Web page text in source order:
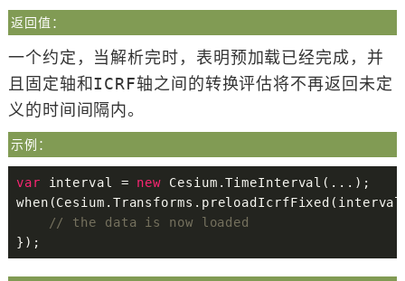
返回值：
一个约定，当解析完时，表明预加载已经完成，并
且固定轴和ICRF轴之间的转换评估将不再返回未定
义的时间间隔内。
示例：
var interval = new Cesium .TimeInterval ( . . . ) ;
when (Cesium . Transforms . preloadIcrfFixed ( interval
// the data is now loaded
} ) ;